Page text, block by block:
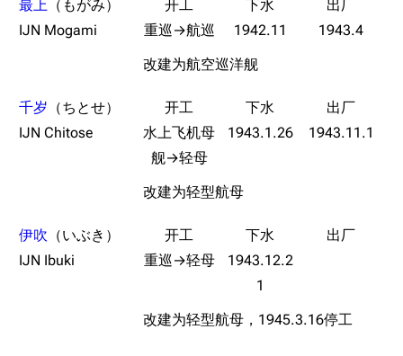
意大利军舰一览
近代中国图纸舰
解放军主战舰艇
舰少资料库
NGA战舰少女R专
区
资料站
JSTOR期刊图书馆
Navweaps（镜
像）
Naval
最上 （もがみ）
IJN Mogami
重巡→航巡 1942.11
1943.4
改建为航空巡洋舰
千岁 （ちとせ）
IJN Chitose
水上飞机母
舰→轻母
1943.1.26 1943.11.1
改建为轻型航母
伊吹 （いぶき）
IJN Ibuki
重巡→轻母
1943.12.2
1
改建为轻型航母，1945.3.16停工
游戏数据